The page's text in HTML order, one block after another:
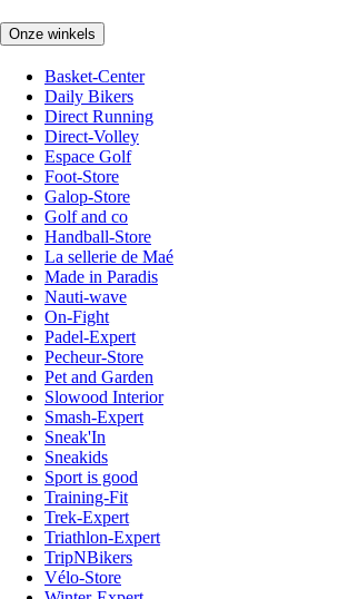
Onze winkels
Basket-Center
Daily Bikers
Direct Running
Direct-Volley
Espace Golf
Foot-Store
Galop-Store
Golf and co
Handball-Store
La sellerie de Maé
Made in Paradis
Nauti-wave
On-Fight
Padel-Expert
Pecheur-Store
Pet and Garden
Slowood Interior
Smash-Expert
Sneak'In
Sneakids
Sport is good
Training-Fit
Trek-Expert
Triathlon-Expert
TripNBikers
Vélo-Store